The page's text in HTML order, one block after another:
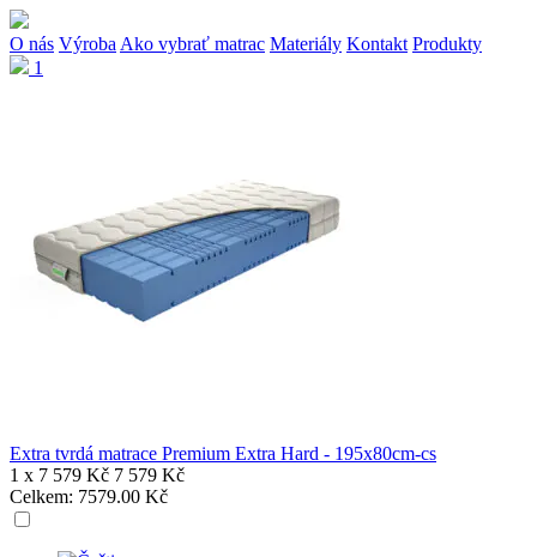
O nás Výroba Ako vybrať matrac Materiály Kontakt Produkty
1
Extra tvrdá matrace Premium Extra Hard - 195x80cm-cs
1 x 7 579 Kč 7 579 Kč
Celkem: 7579.00 Kč